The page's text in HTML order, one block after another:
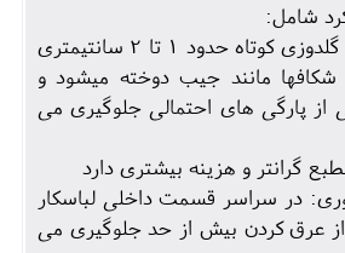
شامل:
دوخت الیت : گلدوزی کوتاه حدود 1 تا 2 سانتیمتری
مانند جیب دوخته میشود و
از پارگی های احتمالی جلوگیری می
گرانتر و هزینه بیشتری دارد
در سراسر قسمت داخلی لباسکار
از عرق کردن بیش از حد جلوگیری می